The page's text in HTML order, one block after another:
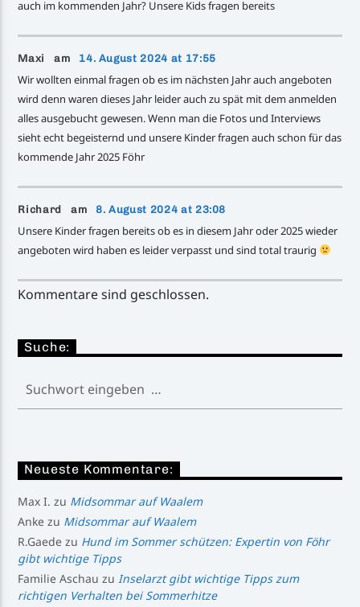
auch im kommenden Jahr? Unsere Kids fragen bereits
Maxi am 14. August 2024 at 17:55
Wir wollten einmal fragen ob es im nächsten Jahr auch angeboten
wird denn waren dieses Jahr leider auch zu spät mit dem anmelden
alles ausgebucht gewesen. Wenn man die Fotos und Interviews
sieht echt begeisternd und unsere Kinder fragen auch schon für das
kommende Jahr 2025 Föhr
Richard am 8. August 2024 at 23:08
Unsere Kinder fragen bereits ob es in diesem Jahr oder 2025 wieder
angeboten wird haben es leider verpasst und sind total traurig
Kommentare sind geschlossen.
Suche:
Neueste Kommentare:
Max I. zu Midsommar auf Waalem
Anke zu Midsommar auf Waalem
R.Gaede zu Hund im Sommer schützen: Expertin von Föhr
gibt wichtige Tipps
Familie Aschau zuInselarzt gibt wichtige Tipps zum
richtigen Verhalten bei Sommerhitze